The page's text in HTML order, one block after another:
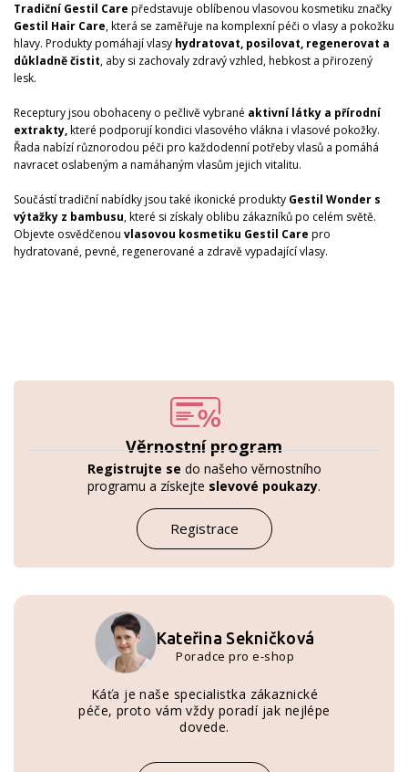
Věrnostní program
Registrujte se do našeho věrnostního
programu a získejte slevové poukazy.
Registrace
Kateřina Sekničková
Poradce pro e-shop
Káťa je naše specialistka zákaznické
péče, proto vám vždy poradí jak nejlépe
dovede.
Tradiční Gestil Care představuje oblíbenou vlasovou kosmetiku značky
Gestil Hair Care, která se zaměřuje na komplexní péči o vlasy a pokožku
hlavy. Produkty pomáhají vlasy hydratovat, posilovat, regenerovat a
důkladně čistit, aby si zachovaly zdravý vzhled, hebkost a přirozený
lesk.
Receptury jsou obohaceny o pečlivě vybrané aktivní látky a přírodní
extrakty,které podporují kondici vlasového vlákna i vlasové pokožky.
Řada nabízí různorodou péči pro každodenní potřeby vlasů a pomáhá
navracet oslabeným a namáhaným vlasům jejich vitalitu.
Součástí tradiční nabídky jsou také ikonické produkty Gestil Wonder s
výtažky z bambusu, které si získaly oblibu zákazníků po celém světě.
Objevte osvědčenou vlasovou kosmetiku Gestil Care pro
hydratované, pevné, regenerované a zdravě vypadající vlasy.